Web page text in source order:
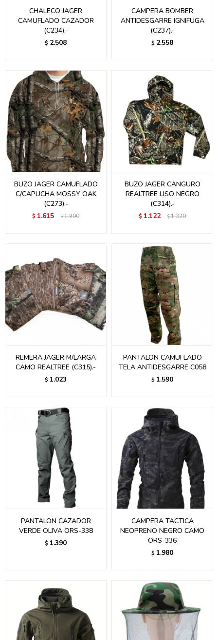
CHALECO JAGER
CAMUFLADO CAZADOR
(C234).-
$ 2.508
CAMPERA BOMBER
ANTIDESGARRE IGNIFUGA
(C237).-
$ 2.558
BUZO JAGER CAMUFLADO
C/CAPUCHA MOSSY OAK
(C273).-
$ 1.615 $1.900
BUZO JAGER CANGURO
REALTREE LISO NEGRO
(C314).-
$ 1.122 $1.320
REMERA JAGER M/LARGA
CAMO REALTREE (C315).-
$ 1.023
PANTALON CAMUFLADO
TELA ANTIDESGARRE C058
$ 1.590
PANTALON CAZADOR
VERDE OLIVA ORS-338
$ 1.390
CAMPERA TACTICA
NEOPRENO NEGRO CAMO
ORS-336
$ 1.980